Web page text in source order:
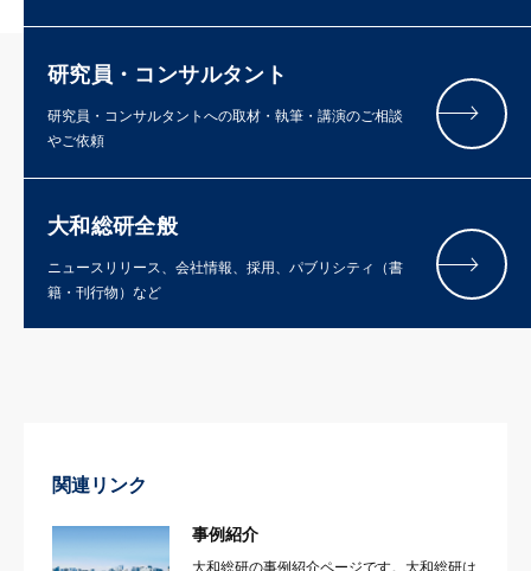
研究員・コンサルタント
研究員・コンサルタントへの取材・執筆・講演のご相談
やご依頼
大和総研全般
ニュースリリース、会社情報、採用、パブリシティ（書
籍・刊行物）など
関連リンク
事例紹介
大和総研の事例紹介ページです。大和総研は